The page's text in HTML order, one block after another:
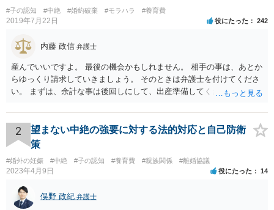
#子の認知 #中絶 #婚約破棄 #モラハラ #養育費
2019年7月22日 役にたった 242
内藤 政信 弁護士
産んでいいですよ。 最後の機会かもしれません。 相手の事は、あとか
らゆっくり請求していきましょう。 そのときは弁護士を付けてくださ
い。 まずは、余計な事は後回しにして、出産準備してください。
2
望まない中絶の強要に対する法的対応と自己防衛
策
#婚外の妊娠 #中絶 #子の認知 #養育費 #親族関係 #離婚協議
2023年4月9日 役にたった 14
俣野 政紀 弁護士